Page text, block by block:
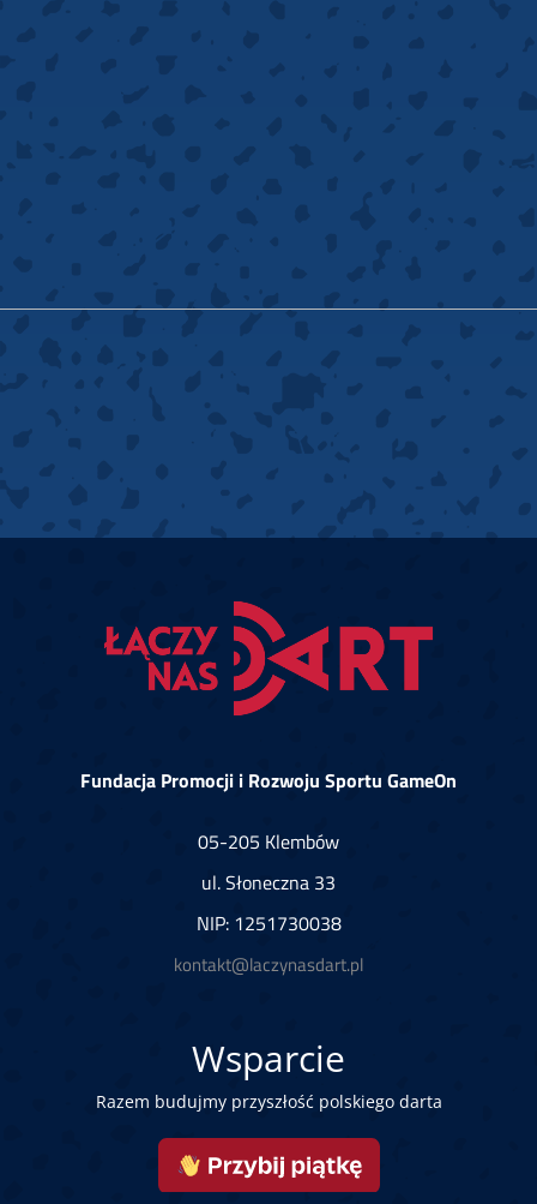
Fundacja Promocji i Rozwoju Sportu GameOn
05-205 Klembów
ul. Słoneczna 33
NIP: 1251730038
kontakt@laczynasdart.pl
Wsparcie
Razem budujmy przyszłość polskiego darta